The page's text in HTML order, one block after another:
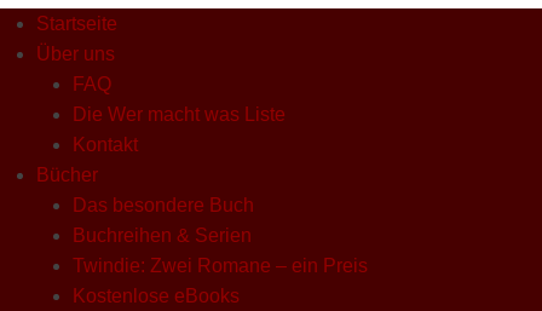
Startseite
Über uns
FAQ
Die Wer macht was Liste
Kontakt
Bücher
Das besondere Buch
Buchreihen & Serien
Twindie: Zwei Romane – ein Preis
Kostenlose eBooks